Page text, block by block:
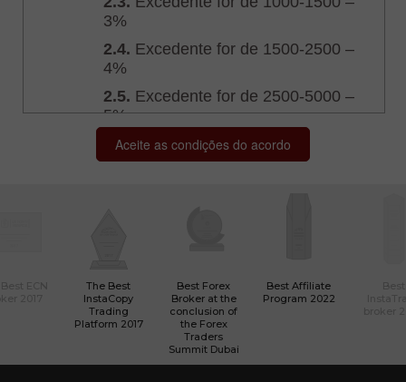
The Best
InstaCopy
Trading
Platform 2017
Best Forex
Broker at the
conclusion of
the Forex
Traders
Summit Dubai
Best Affiliate
Program 2022